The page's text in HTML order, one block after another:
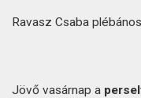
Ravasz Csaba plébános
Jövő vasárnap a